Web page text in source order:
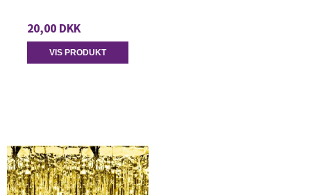
20,00 DKK
VIS PRODUKT